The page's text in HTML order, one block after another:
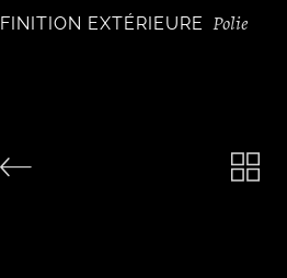
FINITION EXTÉRIEURE Polie